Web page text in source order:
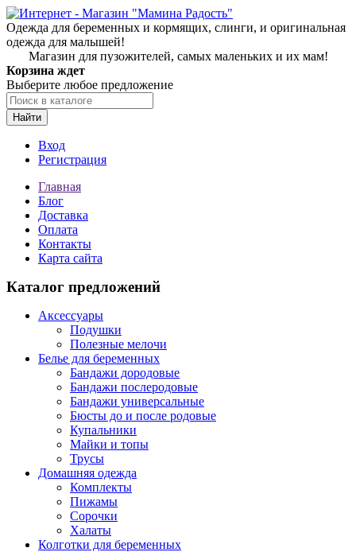
Одежда для беременных и кормящих, слинги, и оригинальная
одежда для малышей!
Магазин для пузожителей, самых маленьких и их мам!
Корзина ждет
Выберите любое предложение
Найти
Вход
Регистрация
Главная
Блог
Доставка
Оплата
Контакты
Карта сайта
Каталог предложений
Аксессуары
Подушки
Полезные мелочи
Белье для беременных
Бандажи дородовые
Бандажи послеродовые
Бандажи универсальные
Бюсты до и после родовые
Купальники
Майки и топы
Трусы
Домашняя одежда
Комплекты
Пижамы
Сорочки
Халаты
Колготки для беременных